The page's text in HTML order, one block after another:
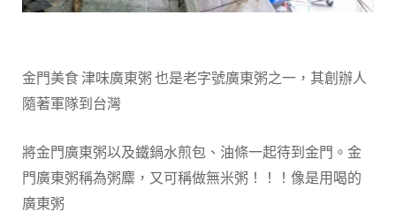
金門美食 津味廣東粥 也是老字號廣東粥之一，其創辦人
隨著軍隊到台灣
將金門廣東粥以及鐵鍋水煎包、油條一起待到金門。金
門廣東粥稱為粥麋，又可稱做無米粥！！！像是用喝的
廣東粥